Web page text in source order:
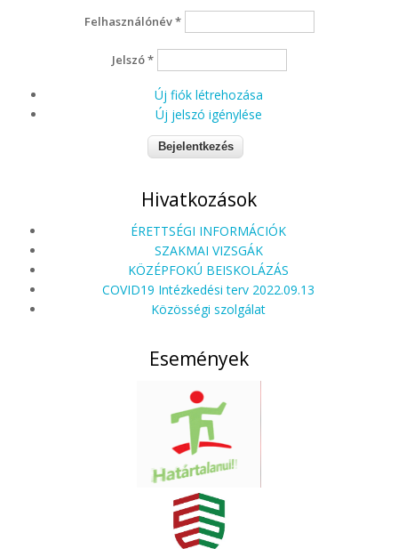
Felhasználónév*
Jelszó*
Új fiók létrehozása
Új jelszó igénylése
Hivatkozások
ÉRETTSÉGI INFORMÁCIÓK
SZAKMAI VIZSGÁK
KÖZÉPFOKÚ BEISKOLÁZÁS
COVID19 Intézkedési terv 2022.09.13
Közösségi szolgálat
Események